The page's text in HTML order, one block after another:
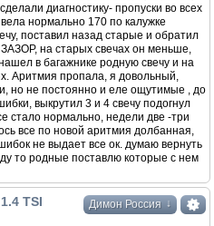
диагностику- пропуски во всех
нормально 170 по калужке
поставил назад старые и обратил
на старых свечах он меньше,
в багажнике родную свечу и на
Аритмия пропала, я довольный,
но не постоянно и еле ощутимые , до
выкрутил 3 и 4 свечу подогнул
стало нормально, недели две -три
все по новой аритмия долбанная,
не выдает все ок. думаю вернуть
то родные поставлю которые с нем
Димон Россия ↓
TSI